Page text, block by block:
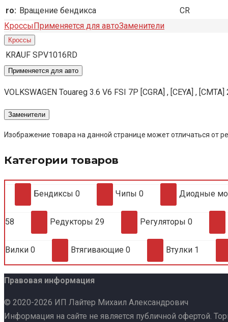
ro: Вращение бендикса
CR
КроссыПрименяется для автоЗаменители
Кроссы
KRAUF SPV1016RD
Применяется для авто
VOLKSWAGEN Touareg 3.6 V6 FSI 7P [CGRA] , [CEYA] ,
Заменители
Изображение товара на данной странице может отличаться от
Категории товаров
Бендиксы 0 Чипы 0 Диодные
58 Редукторы 29 Регуляторы 0
Вилки 0 Втягивающие 0 Втулки 1
Правовая информация
© 2020-2026 ИП Лайтер Михаил Александрович
Информация на сайте не является публичной офертой.